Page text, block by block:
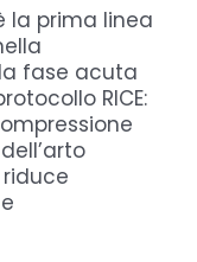
la prima linea
fase acuta
RICE: